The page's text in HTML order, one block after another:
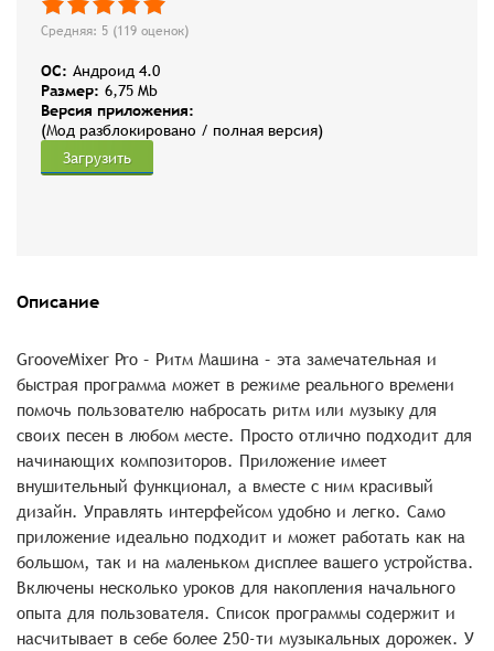
Средняя: 5 (119 оценок)
OC: Андроид 4.0
Размер: 6,75 Mb
Версия приложения:
(Мод разблокировано / полная версия)
Загрузить
Описание
GrooveMixer Pro – Ритм Машина – эта замечательная и
быстрая программа может в режиме реального времени
помочь пользователю набросать ритм или музыку для
своих песен в любом месте. Просто отлично подходит для
начинающих композиторов. Приложение имеет
внушительный функционал, а вместе с ним красивый
дизайн. Управлять интерфейсом удобно и легко. Само
приложение идеально подходит и может работать как на
большом, так и на маленьком дисплее вашего устройства.
Включены несколько уроков для накопления начального
опыта для пользователя. Список программы содержит и
насчитывает в себе более 250-ти музыкальных дорожек. У